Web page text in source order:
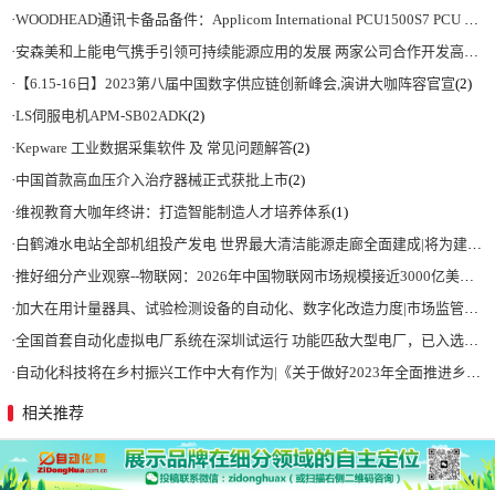
·WOODHEAD通讯卡备品备件：Applicom International PCU1500S7 PCU 1500 S7 V4.5.0
·安森美和上能电气携手引领可持续能源应用的发展 两家公司合作开发高性能储能和太阳能组串式逆变器方案 以实现可持续的未来
· 【6.15-16日】2023第八届中国数字供应链创新峰会,演讲大咖阵容官宣(2)
·LS伺服电机APM-SB02ADK(2)
·Kepware 工业数据采集软件 及 常见问题解答(2)
·中国首款高血压介入治疗器械正式获批上市(2)
·维视教育大咖年终讲：打造智能制造人才培养体系(1)
·白鹤滩水电站全部机组投产发电 世界最大清洁能源走廊全面建成|将为建设新型能源体系、保障国家能源安全、实现“双碳”目标提供有力支撑
·推好细分产业观察--物联网：2026年中国物联网市场规模接近3000亿美元 智慧工厂、智慧城市、智慧电网等将占60%以上
·加大在用计量器具、试验检测设备的自动化、数字化改造力度|市场监管总局 工业和信息化部 关于促进企业计量能力提升的指导意见
·全国首套自动化虚拟电厂系统在深圳试运行 功能匹敌大型电厂，已入选国际典型案例
· 自动化科技将在乡村振兴工作中大有作为|《关于做好2023年全面推进乡村振兴重点工作的意见》发布
相关推荐